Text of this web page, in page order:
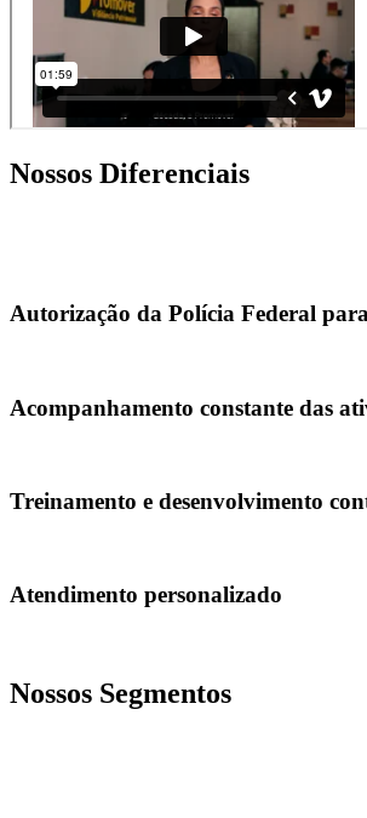
Nossos Diferenciais
Autorização da Polícia Federal
Acompanhamento constante das
Treinamento e desenvolvimento
Atendimento personalizado
Nossos Segmentos